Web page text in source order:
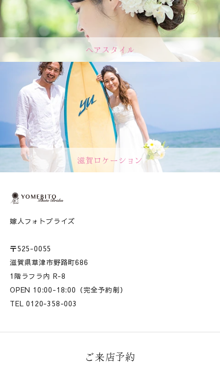
ヘアスタイル
滋賀ロケーション
嫁人フォトブライズ
〒525-0055
滋賀県草津市野路町686
1階ラフラ内 R-8
OPEN 10:00-18:00（完全予約制）
TEL 0120-358-003
ご来店予約